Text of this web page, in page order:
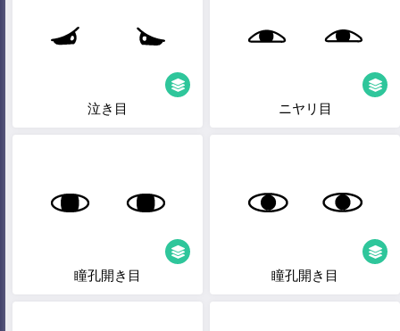
泣き目 ニヤリ目
瞳孔開き目 瞳孔開き目